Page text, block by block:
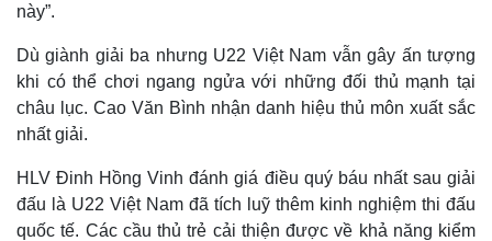
này”.
Dù giành giải ba nhưng U22 Việt Nam vẫn gây ấn tượng
khi có thể chơi ngang ngửa với những đối thủ mạnh tại
châu lục. Cao Văn Bình nhận danh hiệu thủ môn xuất sắc
nhất giải.
HLV Đinh Hồng Vinh đánh giá điều quý báu nhất sau giải
đấu là U22 Việt Nam đã tích luỹ thêm kinh nghiệm thi đấu
quốc tế. Các cầu thủ trẻ cải thiện được về khả năng kiểm